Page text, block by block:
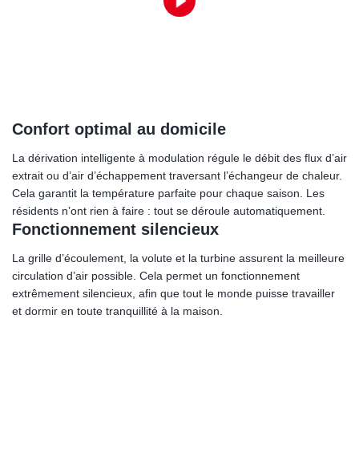
Confort optimal au domicile
La dérivation intelligente à modulation régule le débit des flux d’air
extrait ou d’air d’échappement traversant l’échangeur de chaleur.
Cela garantit la température parfaite pour chaque saison. Les
résidents n’ont rien à faire : tout se déroule automatiquement.
Fonctionnement silencieux
La grille d’écoulement, la volute et la turbine assurent la meilleure
circulation d’air possible. Cela permet un fonctionnement
extrêmement silencieux, afin que tout le monde puisse travailler
et dormir en toute tranquillité à la maison.